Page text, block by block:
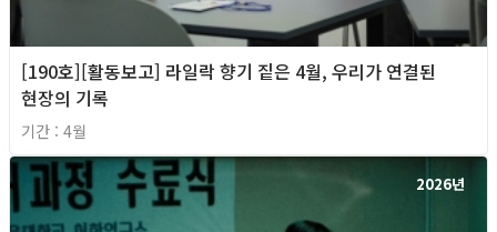
[190호][활동보고] 라일락 향기 짙은 4월, 우리가 연결된
현장의 기록
기간 : 4월
2026년